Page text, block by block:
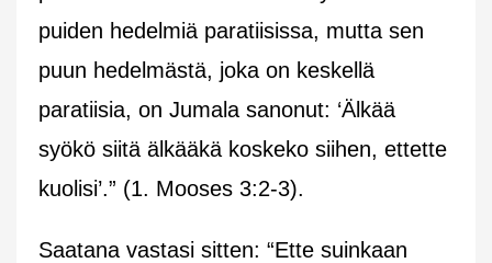
puiden hedelmiä paratiisissa, mutta sen
puun hedelmästä, joka on keskellä
paratiisia, on Jumala sanonut: ‘Älkää
syökö siitä älkääkä koskeko siihen, ettette
kuolisi’.” (1. Mooses 3:2-3).
Saatana vastasi sitten: “Ette suinkaan